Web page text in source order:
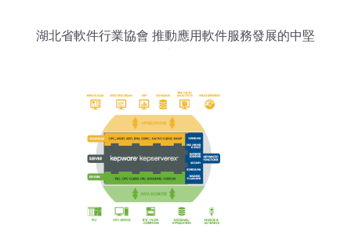
湖北省軟件行業協會 推動應用軟件服務發展的中堅